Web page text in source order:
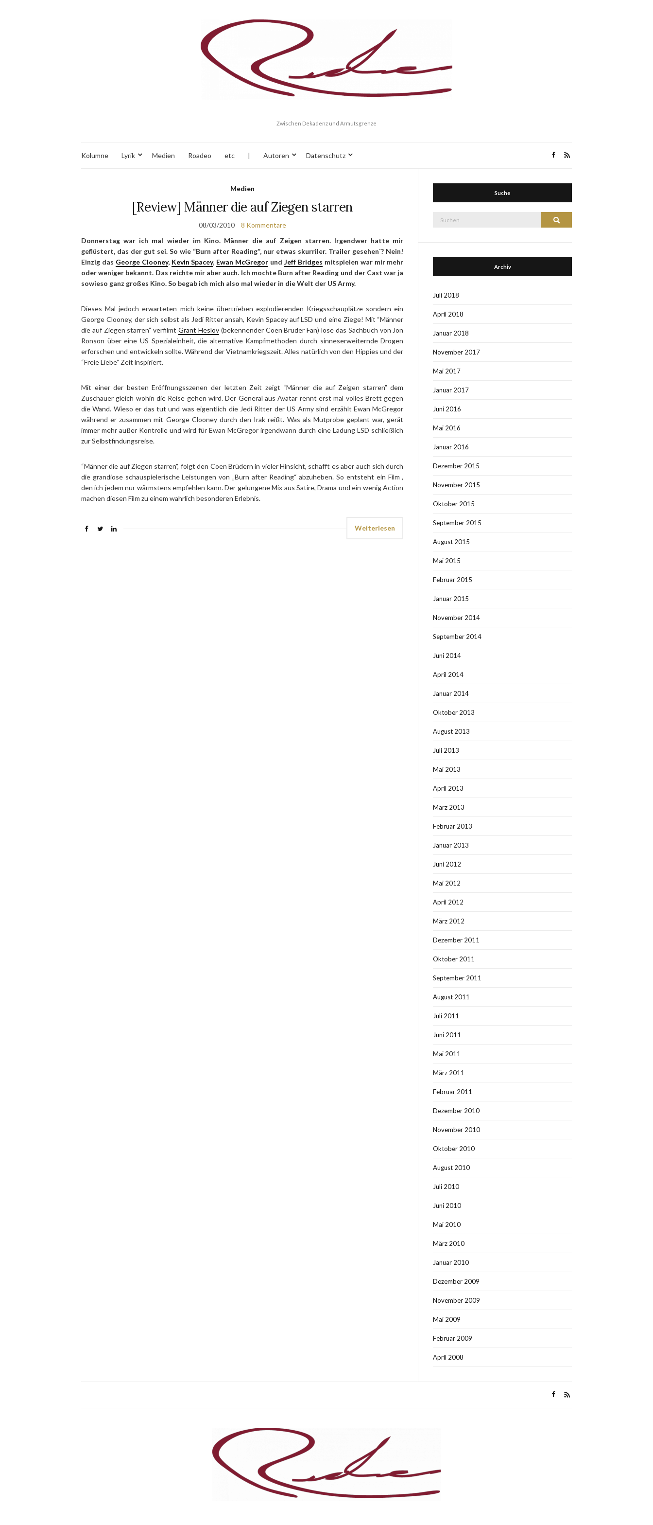
Zwischen Dekadenz und Armutsgrenze
Kolumne Lyrik Medien Roadeo etc | Autoren Datenschutz
Medien
[Review] Männer die auf Ziegen starren
08/03/2010
8 Kommentare
Donnerstag war ich mal wieder im Kino. Männer die auf Zeigen starren. Irgendwer hatte mir
geflüstert, das der gut sei. So wie “Burn after Reading”, nur etwas skurriler. Trailer gesehen`? Nein!
Einzig das George Clooney, Kevin Spacey, Ewan McGregor und Jeff Bridges mitspielen war mir mehr
oder weniger bekannt. Das reichte mir aber auch. Ich mochte Burn after Reading und der Cast war ja
sowieso ganz großes Kino. So begab ich mich also mal wieder in die Welt der US Army.
Dieses Mal jedoch erwarteten mich keine übertrieben explodierenden Kriegsschauplätze sondern ein
George Clooney, der sich selbst als Jedi Ritter ansah, Kevin Spacey auf LSD und eine Ziege! Mit “Männer
die auf Ziegen starren” verfilmtGrant Heslov(bekennender Coen Brüder Fan) lose das Sachbuch von Jon
Ronson über eine US Spezialeinheit, die alternative Kampfmethoden durch sinneserweiternde Drogen
erforschen und entwickeln sollte. Während der Vietnamkriegszeit. Alles natürlich von den Hippies und der
“Freie Liebe” Zeit inspiriert.
Mit einer der besten Eröffnungsszenen der letzten Zeit zeigt “Männer die auf Zeigen starren” dem
Zuschauer gleich wohin die Reise gehen wird. Der General aus Avatar rennt erst mal volles Brett gegen
die Wand. Wieso er das tut und was eigentlich die Jedi Ritter der US Army sind erzählt Ewan McGregor
während er zusammen mit George Clooney durch den Irak reißt. Was als Mutprobe geplant war, gerät
immer mehr außer Kontrolle und wird für Ewan McGregor irgendwann durch eine Ladung LSD schließlich
zur Selbstfindungsreise.
“Männer die auf Ziegen starren”, folgt den Coen Brüdern in vieler Hinsicht, schafft es aber auch sich durch
die grandiose schauspielerische Leistungen von „Burn after Reading“ abzuheben. So entsteht ein Film ,
den ich jedem nur wärmstens empfehlen kann. Der gelungene Mix aus Satire, Drama und ein wenig Action
machen diesen Film zu einem wahrlich besonderen Erlebnis.
Weiterlesen
Suche
Suchen
Archiv
Juli 2018
April 2018
Januar 2018
November 2017
Mai 2017
Januar 2017
Juni 2016
Mai 2016
Januar 2016
Dezember 2015
November 2015
Oktober 2015
September 2015
August 2015
Mai 2015
Februar 2015
Januar 2015
November 2014
September 2014
Juni 2014
April 2014
Januar 2014
Oktober 2013
August 2013
Juli 2013
Mai 2013
April 2013
März 2013
Februar 2013
Januar 2013
Juni 2012
Mai 2012
April 2012
März 2012
Dezember 2011
Oktober 2011
September 2011
August 2011
Juli 2011
Juni 2011
Mai 2011
März 2011
Februar 2011
Dezember 2010
November 2010
Oktober 2010
August 2010
Juli 2010
Juni 2010
Mai 2010
März 2010
Januar 2010
Dezember 2009
November 2009
Mai 2009
Februar 2009
April 2008